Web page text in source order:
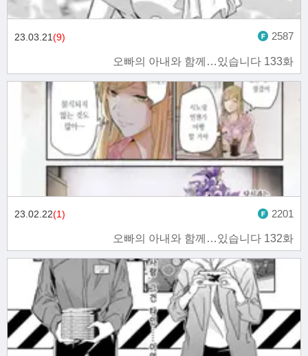
오빠의 아내와 함께…있습니다 133화
23.03.21(9) 2587
오빠의 아내와 함께…있습니다 132화
23.02.22(1) 2201